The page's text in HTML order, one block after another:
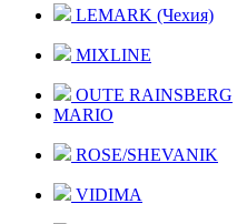
LEMARK (Чехия)
MIXLINE
OUTE RAINSBERG
MARIO
ROSE/SHEVANIK
VIDIMA